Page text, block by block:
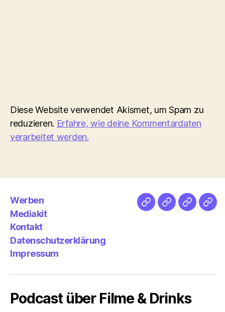
Diese Website verwendet Akismet, um Spam zu
reduzieren. Erfahre, wie deine Kommentardaten
verarbeitet werden.
Werben
Mediakit
Kontakt
Datenschutzerklärung
Impressum
NetzMedien
Podcast über Filme & Drinks